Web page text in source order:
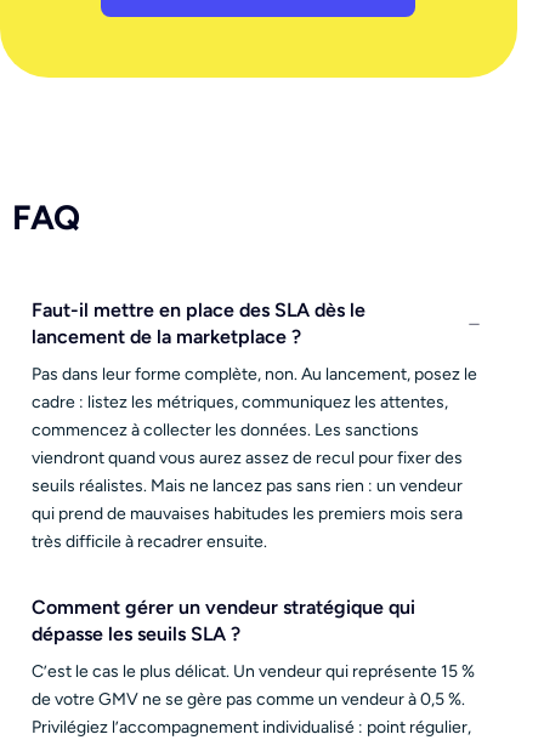
FAQ
Faut-il mettre en place des SLA dès le
lancement de la marketplace ?
Pas dans leur forme complète, non. Au lancement, posez le
cadre : listez les métriques, communiquez les attentes,
commencez à collecter les données. Les sanctions
viendront quand vous aurez assez de recul pour fixer des
seuils réalistes. Mais ne lancez pas sans rien : un vendeur
qui prend de mauvaises habitudes les premiers mois sera
très difficile à recadrer ensuite.
Comment gérer un vendeur stratégique qui
dépasse les seuils SLA ?
C’est le cas le plus délicat. Un vendeur qui représente 15 %
de votre GMV ne se gère pas comme un vendeur à 0,5 %.
Privilégiez l’accompagnement individualisé : point régulier,